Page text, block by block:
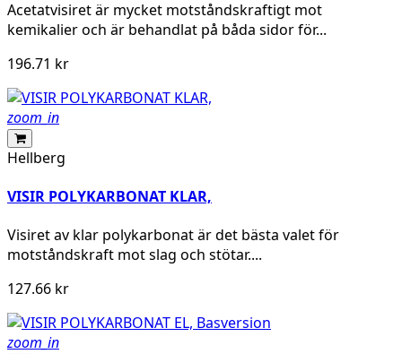
Acetatvisiret är mycket motståndskraftigt mot
kemikalier och är behandlat på båda sidor för...
196.71 kr
zoom_in
Hellberg
VISIR POLYKARBONAT KLAR,
Visiret av klar polykarbonat är det bästa valet för
motståndskraft mot slag och stötar....
127.66 kr
zoom_in